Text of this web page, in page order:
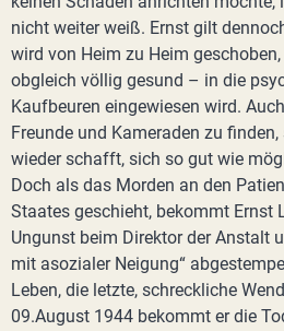
nicht weiter weiß. Ernst gilt
wird von Heim zu Heim
obgleich völlig gesund – in die
Kaufbeuren eingewiesen wird.
Freunde und Kameraden zu
wieder schafft, sich so gut wie
Doch als das Morden an den
Staates geschieht, bekommt Ernst
Ungunst beim Direktor der Anstalt
mit asozialer Neigung“
Leben, die letzte, schreckliche
09.August 1944 bekommt er die